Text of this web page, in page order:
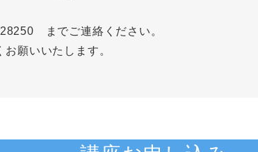
までご連絡ください。
お願いいたします。